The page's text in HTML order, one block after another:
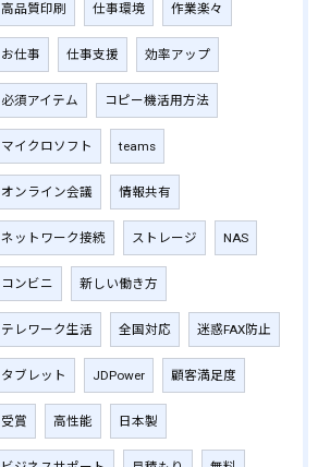
高品質印刷 仕事環境 作業楽々
お仕事 仕事支援 効率アップ
必須アイテム コピー機活用方法
マイクロソフト teams
オンライン会議 情報共有
ネットワーク接続 ストレージ NAS
コンビニ 新しい働き方
テレワーク生活 全国対応 迷惑FAX防止
タブレット JDPower 顧客満足度
受賞 高性能 日本製